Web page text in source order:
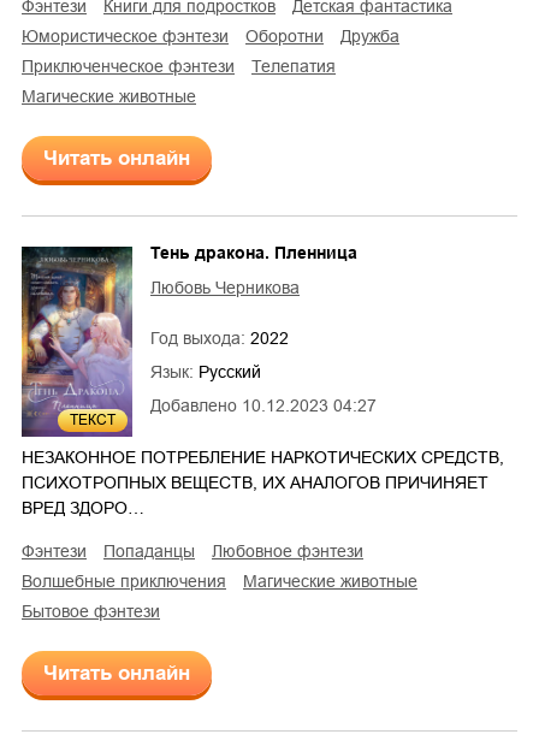
фэнтези книги для подростков
детская фантастика
юмористическое фэнтези
оборотни
дружба
приключенческое фэнтези
телепатия
магические животные
Читать онлайн
ТЕКСТ 3
Добавлено 10.12.2023 04:27
Тень дракона. Пленница
Любовь Черникова
Год выхода: 2022
Язык: Русский
НЕЗАКОННОЕ ПОТРЕБЛЕНИЕ НАРКОТИЧЕСКИХ СРЕДСТВ,
ПСИХОТРОПНЫХ ВЕЩЕСТВ, ИХ АНАЛОГОВ ПРИЧИНЯЕТ
ВРЕД ЗДОРО…
фэнтези попаданцы
любовное фэнтези
волшебные приключения
магические животные
бытовое фэнтези
Читать онлайн